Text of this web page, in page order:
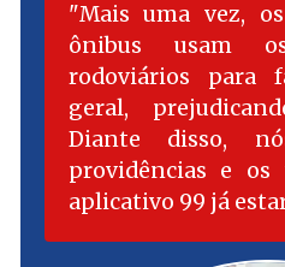
Mais uma vez,
ônibus usam
rodoviários para
geral,
Diante disso,
providências e os
aplicativo 99 já